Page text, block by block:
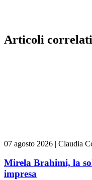
Articoli correlati
07 agosto 2026 | Claudia
Mirela Brahimi, la
impresa